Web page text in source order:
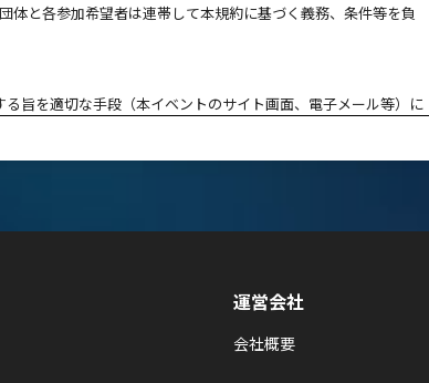
と各参加希望者は連帯して本規約に基づく義務、条件等を負
旨を適切な手段（本イベントのサイト画面、電子メール等）に
もって成立し、参加希望者は、本規約の定めにしたがい、本イ
第11条によるイベントの中止等の場合も、これに準ずることと
運営会社
会社概要